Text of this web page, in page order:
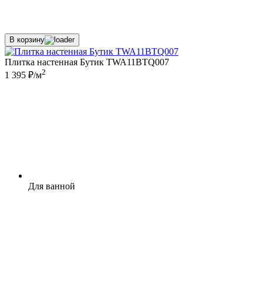
В корзину
Плитка настенная Бутик TWA11BTQ007
1 395 ₽/м2
Для ванной